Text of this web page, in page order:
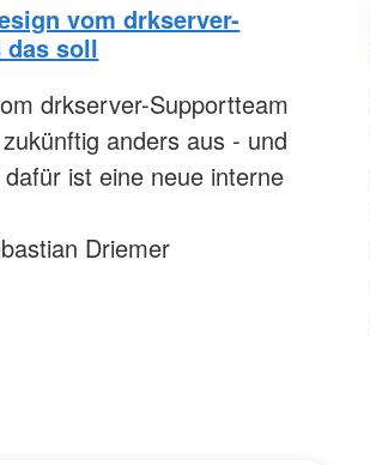
vom drkserver-
das soll
drkserver-Supportteam
anders aus - und
ist eine neue interne
Driemer